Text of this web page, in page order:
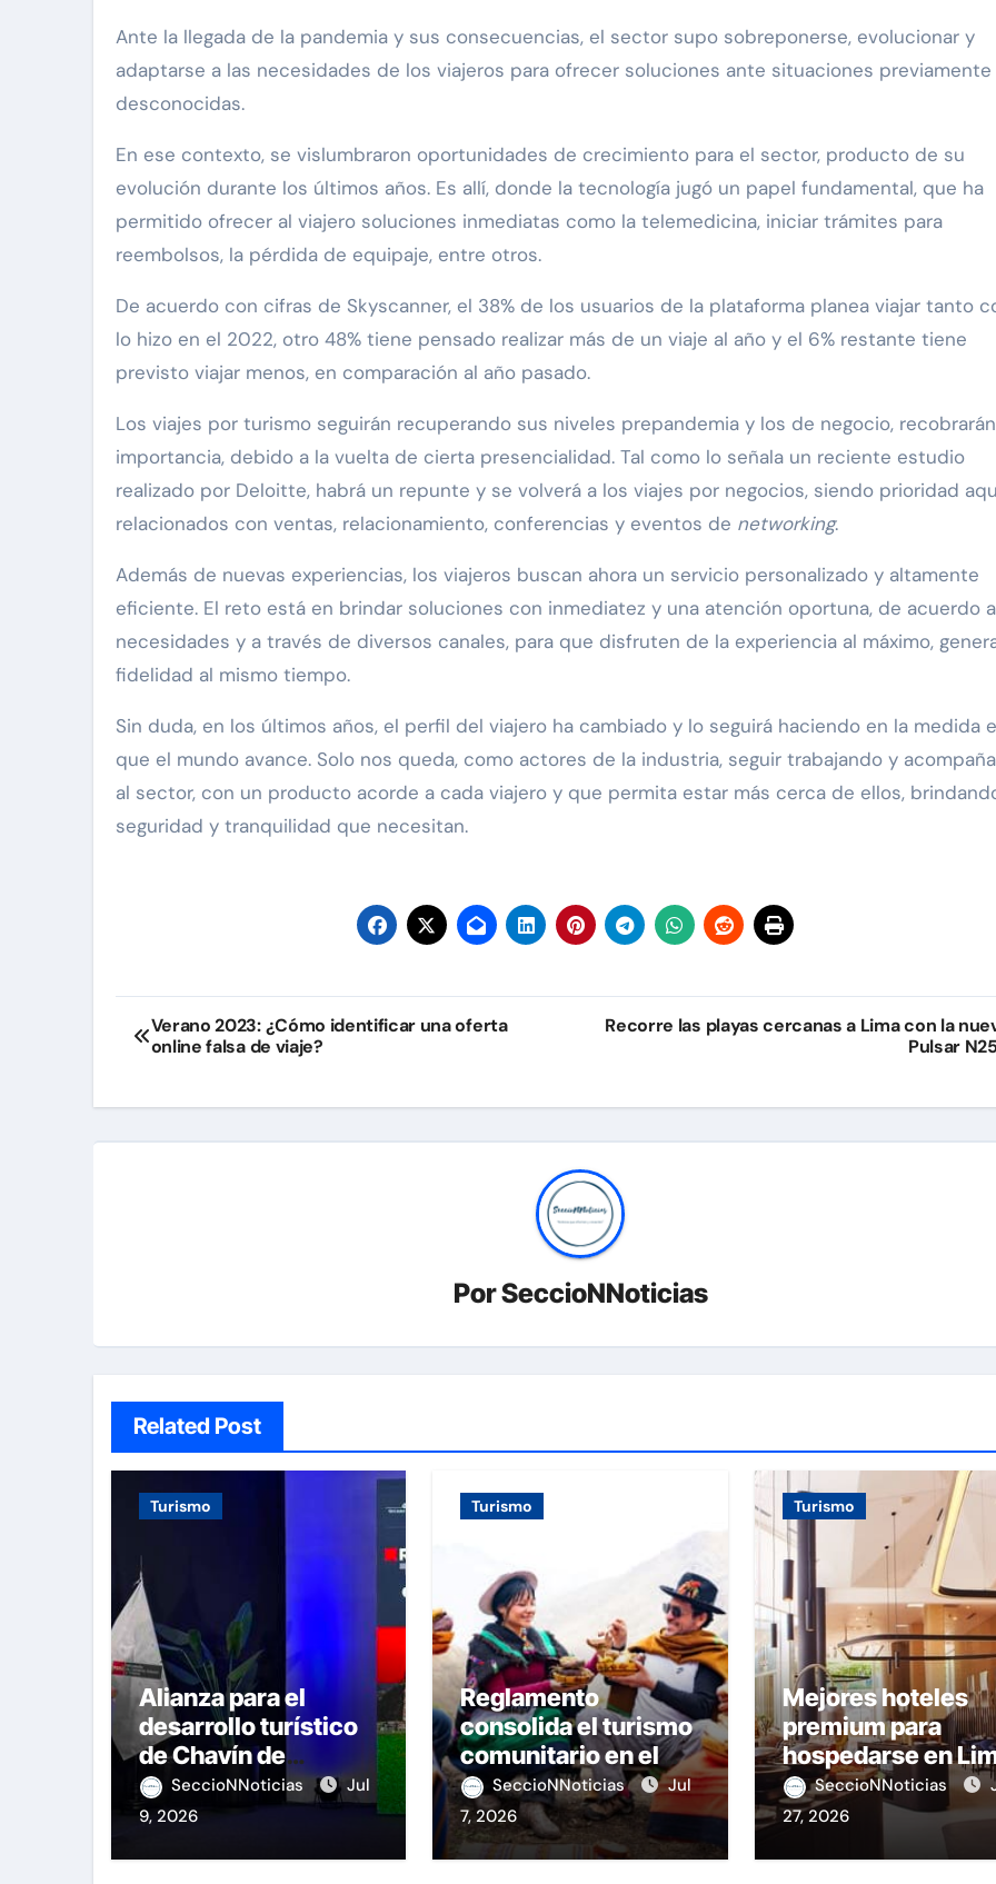
Ante la llegada de la pandemia y sus consecuencias, el sector supo sobreponerse, evolucionar y
adaptarse a las necesidades de los viajeros para ofrecer soluciones ante situaciones previamente
desconocidas.
En ese contexto, se vislumbraron oportunidades de crecimiento para el sector, producto de su
evolución durante los últimos años. Es allí, donde la tecnología jugó un papel fundamental, que ha
permitido ofrecer al viajero soluciones inmediatas como la telemedicina, iniciar trámites para
reembolsos, la pérdida de equipaje, entre otros.
De acuerdo con cifras de Skyscanner, el 38% de los usuarios de la plataforma planea viajar tanto
lo hizo en el 2022, otro 48% tiene pensado realizar más de un viaje al año y el 6% restante tiene
previsto viajar menos, en comparación al año pasado.
Los viajes por turismo seguirán recuperando sus niveles prepandemia y los de negocio, recobrarán
importancia, debido a la vuelta de cierta presencialidad. Tal como lo señala un reciente estudio
realizado por Deloitte, habrá un repunte y se volverá a los viajes por negocios, siendo prioridad
relacionados con ventas, relacionamiento, conferencias y eventos de networking.
Además de nuevas experiencias, los viajeros buscan ahora un servicio personalizado y altamente
eficiente. El reto está en brindar soluciones con inmediatez y una atención oportuna, de acuerdo
necesidades y a través de diversos canales, para que disfruten de la experiencia al máximo,
fidelidad al mismo tiempo.
Sin duda, en los últimos años, el perfil del viajero ha cambiado y lo seguirá haciendo en la medida
que el mundo avance. Solo nos queda, como actores de la industria, seguir trabajando y
al sector, con un producto acorde a cada viajero y que permita estar más cerca de ellos,
seguridad y tranquilidad que necesitan.
Navegación
de
entradas
Verano 2023: ¿Cómo identificar una oferta
online falsa de viaje?
Recorre las playas cercanas a Lima con la
Pulsar
PorSeccioNNoticias
Related Post
Turismo
Alianza para el
desarrollo turístico
de Chavín de
Huántar
SeccioNNoticias
Jul
9, 2026
Turismo
Reglamento
consolida el turismo
comunitario en el
PerúSeccioNNoticias
Jul
7, 2026
Turismo
Mejores hoteles
premium para
hospedarse en
SeccioNNoticias
27, 2026